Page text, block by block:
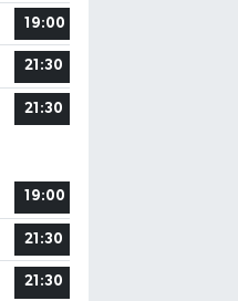
19:00
21:30
21:30
19:00
21:30
21:30